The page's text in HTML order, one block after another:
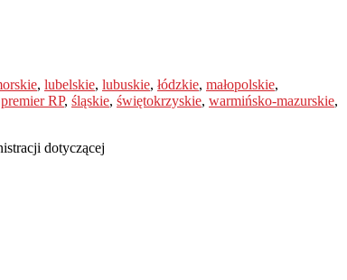
, lubelskie, lubuskie, łódzkie, małopolskie,
premier RP, śląskie, świętokrzyskie, warmińsko-mazurskie,
dotyczącej